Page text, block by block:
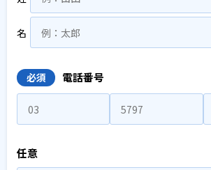
名
必須 電話番号
任意